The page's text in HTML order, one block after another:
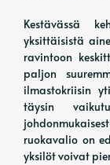
Kestävässä
yksittäisistä
ravintoon
paljon
ilmastokriisin
täysin
ruokavalio on
yksilöt voivat